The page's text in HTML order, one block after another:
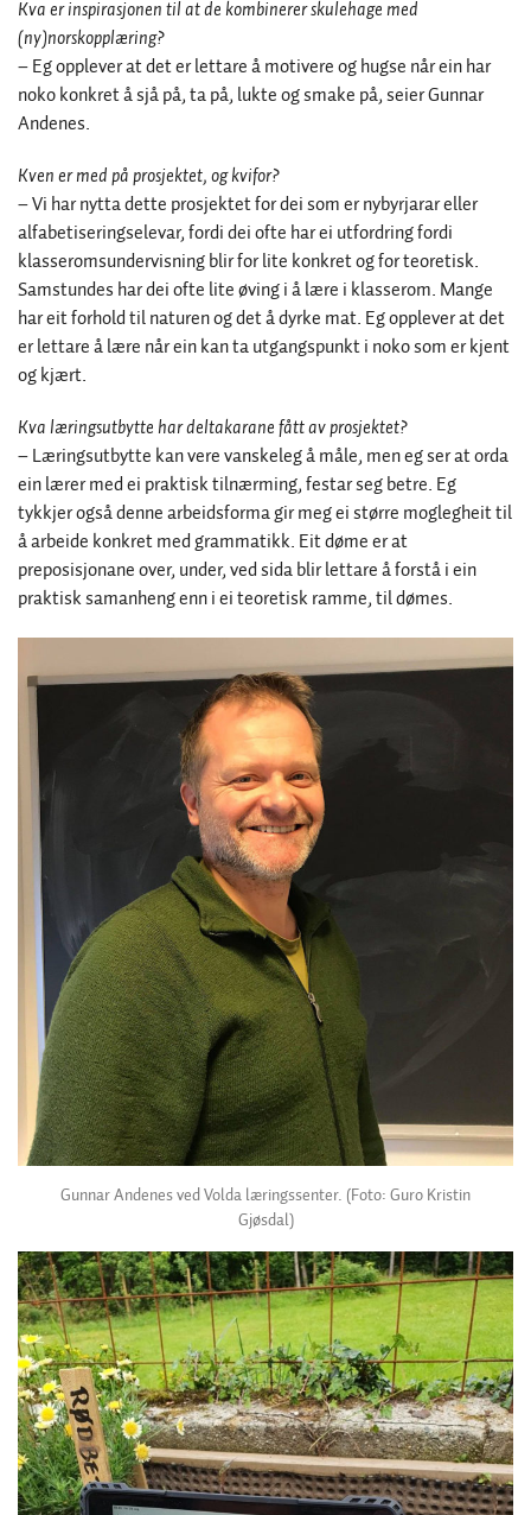
Kva er inspirasjonen til at de kombinerer skulehage med
(ny)norskopplæring?
–Eg opplever at det er lettare å motivere og hugse når ein har
noko konkret å sjå på, ta på, lukte og smake på, seier Gunnar
Andenes.
Kven er med på prosjektet, og kvifor?
– Vi har nytta dette prosjektet for dei som er nybyrjarar eller
alfabetiseringselevar, fordi dei ofte har ei utfordring fordi
klasseromsundervisning blir for lite konkret og for teoretisk.
Samstundes har dei ofte lite øving i å lære i klasserom. Mange
har eit forhold til naturen og det å dyrke mat. Eg opplever at det
er lettare å lære når ein kan ta utgangspunkt i noko som er kjent
og kjært.
Kva læringsutbytte har deltakarane fått av prosjektet?
– Læringsutbytte kan vere vanskeleg å måle, men eg ser at orda
ein lærer med ei praktisk tilnærming, festar seg betre. Eg
tykkjer også denne arbeidsforma gir meg ei større moglegheit til
å arbeide konkret med grammatikk. Eit døme er at
preposisjonane over, under, ved sida blir lettare å forstå i ein
praktisk samanheng enn i ei teoretisk ramme, til dømes.
Gunnar Andenes ved Volda læringssenter. (Foto: Guro Kristin
Gjøsdal)